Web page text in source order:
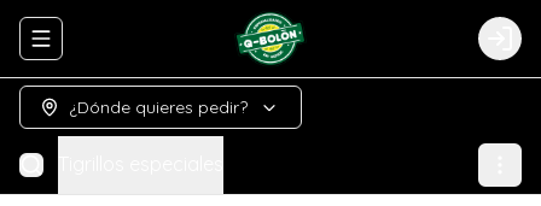
Abrir menu de navegación Login
¿Dónde quieres pedir?